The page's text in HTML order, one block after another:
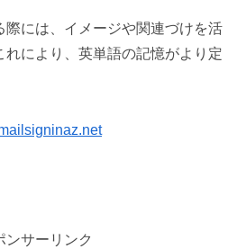
際には、イメージや関連づけを活
れにより、英単語の記憶がより定
ンサーリンク